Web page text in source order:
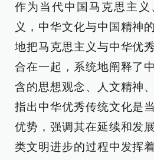
作为当代中国马克思主义
义，中华文化与中国精神
地把马克思主义与中华优
合在一起，系统地阐释了
含的思想观念、人文精神
指出中华优秀传统文化是
优势，强调其在延续和发
类文明进步的过程中发挥